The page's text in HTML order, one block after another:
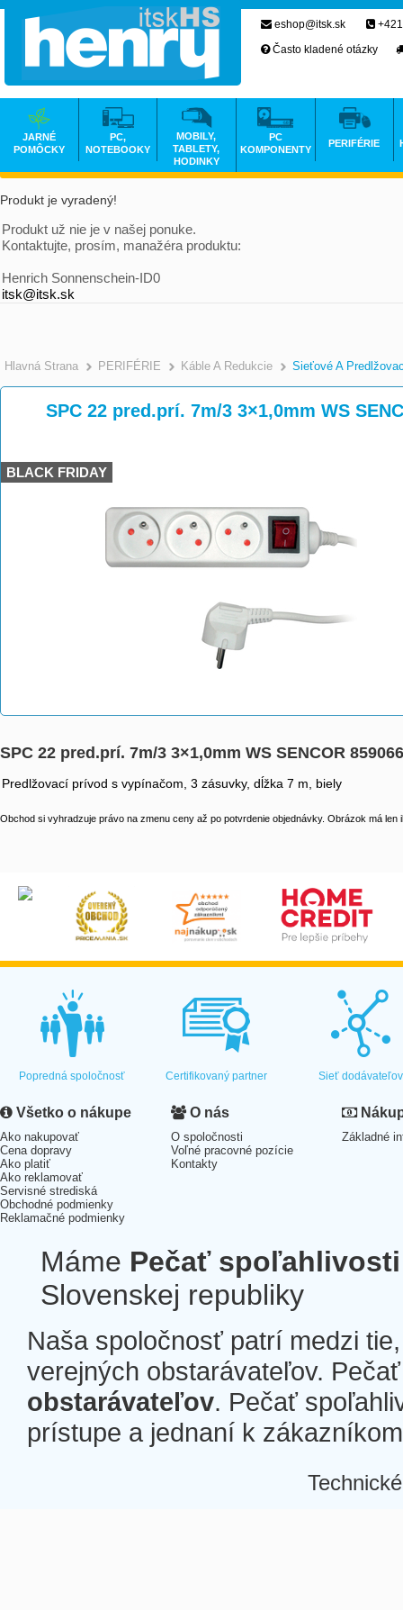
Produkt je vyradený!
Produkt už nie je v našej ponuke.
Kontaktujte, prosím, manažéra produktu:
Henrich Sonnenschein-ID0
itsk@itsk.sk
Hlavná Strana >
PERIFÉRIE >
Káble A Redukcie >
Sieťové A
SPC 22 pred.prí. 7m/3 3×1,0mm WS
BLACK FRIDAY
SPC 22 pred.prí. 7m/3 3×1,0mm WS SENCOR
Predlžovací prívod s vypínačom, 3 zásuvky, dĺžka 7 m, biely
Obchod si vyhradzuje právo na zmenu ceny až po potvrdenie objednávky. Obrázok má len
eshop@itsk.sk
Často kladené otázky
JARNÉ
POMÔCKY
PC,
NOTEBOOKY
MOBILY,
TABLETY,
HODINKY
PC
KOMPONENTY
PERIFÉRIE
Popredná spoločnosť Certifikovaný partner Sieť dodávateľov
Všetko o nákupe
Ako nakupovať
Cena dopravy
Ako platiť
Ako reklamovať
Servisné strediská
Obchodné podmienky
Reklamačné podmienky
O nás
O spoločnosti
Voľné pracovné pozície
Kontakty
Základné
Máme Pečať spoľahlivosti
Slovenskej republiky
Naša spoločnosť patrí medzi
verejných obstarávateľov.
obstarávateľov. Pečať
prístupe a jednaní k